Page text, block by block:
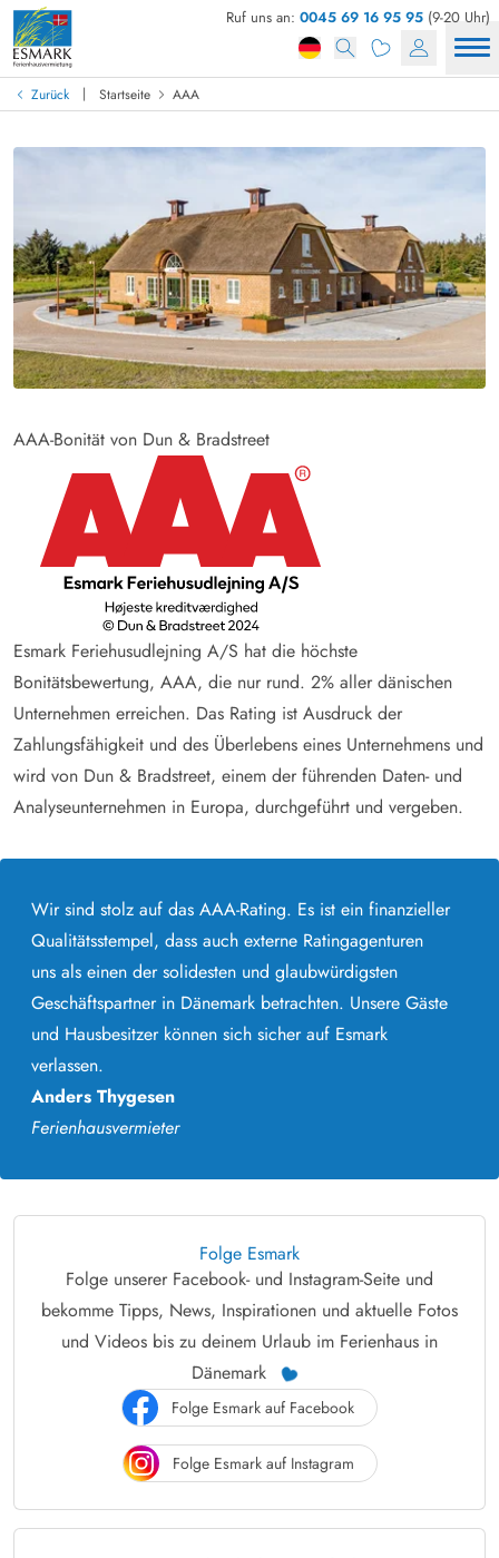
Ruf uns an: 0045 69 16 95 95 (9-20 Uhr)
Zurück | Startseite AAA
AAA-Bonität von Dun & Bradstreet
Esmark Feriehusudlejning A/S hat die höchste
Bonitätsbewertung, AAA, die nur rund. 2% aller dänischen
Unternehmen erreichen. Das Rating ist Ausdruck der
Zahlungsfähigkeit und des Überlebens eines Unternehmens und
wird von Dun & Bradstreet, einem der führenden Daten- und
Analyseunternehmen in Europa, durchgeführt und vergeben.
Wir sind stolz auf das AAA-Rating. Es ist ein finanzieller
Qualitätsstempel, dass auch externe Ratingagenturen
uns als einen der solidesten und glaubwürdigsten
Geschäftspartner in Dänemark betrachten. Unsere Gäste
und Hausbesitzer können sich sicher auf Esmark
verlassen.
Anders Thygesen
Ferienhausvermieter
Folge Esmark
Folge unserer Facebook- und Instagram-Seite und
bekomme Tipps, News, Inspirationen und aktuelle Fotos
und Videos bis zu deinem Urlaub im Ferienhaus in
Dänemark
Folge Esmark auf Facebook
Folge Esmark auf Instagram